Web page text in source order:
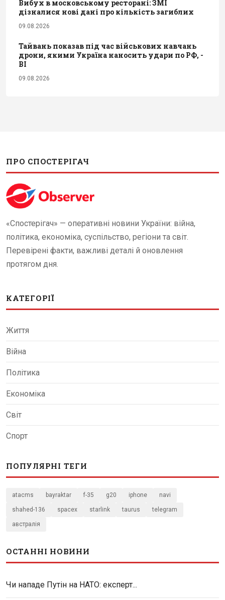
Вибух в московському ресторані: ЗМІ
дізналися нові дані про кількість загиблих
09.08.2026
Тайвань показав під час військових навчань
дрони, якими Україна наносить удари по РФ, -
BI
09.08.2026
ПРО СПОСТЕРІГАЧ
«Спостерігач» — оперативні новини України: війна,
політика, економіка, суспільство, регіони та світ.
Перевірені факти, важливі деталі й оновлення
протягом дня.
КАТЕГОРІЇ
Життя
Війна
Політика
Економіка
Світ
Спорт
ПОПУЛЯРНІ ТЕГИ
atacms bayraktar f-35 g20 iphone navi
shahed-136 spacex starlink taurus telegram
австралія
ОСТАННІ НОВИНИ
Чи нападе Путін на НАТО: експерт...